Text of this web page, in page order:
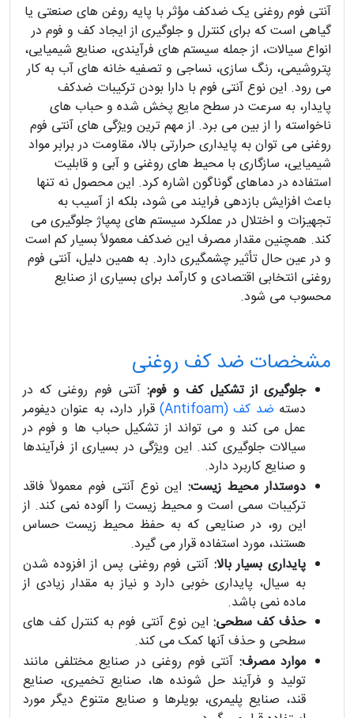
آنتی فوم روغنی یک ضدکف مؤثر با پایه روغن های صنعتی یا
گیاهی است که برای کنترل و جلوگیری از ایجاد کف و فوم در
انواع سیالات، از جمله سیستم های فرآیندی، صنایع شیمیایی،
پتروشیمی، رنگ سازی، نساجی و تصفیه خانه های آب به کار
می رود. این نوع آنتی فوم با دارا بودن ترکیبات ضدکف
پایدار، به سرعت در سطح مایع پخش شده و حباب های
ناخواسته را از بین می برد. از مهم ترین ویژگی های آنتی فوم
روغنی می توان به پایداری حرارتی بالا، مقاومت در برابر مواد
شیمیایی، سازگاری با محیط های روغنی و آبی و قابلیت
استفاده در دماهای گوناگون اشاره کرد. این محصول نه تنها
باعث افزایش بازدهی فرایند می شود، بلکه از آسیب به
تجهیزات و اختلال در عملکرد سیستم های پمپاژ جلوگیری می
کند. همچنین مقدار مصرف این ضدکف معمولاً بسیار کم است
و در عین حال تأثیر چشمگیری دارد. به همین دلیل، آنتی فوم
روغنی انتخابی اقتصادی و کارآمد برای بسیاری از صنایع
محسوب می شود.
مشخصات ضد کف روغنی
جلوگیری از تشکیل کف و فوم:آنتی فوم روغنی که در
دسته ضد کف (Antifoam)
قرار دارد، به عنوان دیفومر
عمل می کند و می تواند از تشکیل حباب ها و فوم در
سیالات جلوگیری کند. این ویژگی در بسیاری از فرآیندها
و صنایع کاربرد دارد.
دوستدار محیط زیست:این نوع آنتی فوم معمولاً فاقد
ترکیبات سمی است و محیط زیست را آلوده نمی کند. از
این رو، در صنایعی که به حفظ محیط زیست حساس
هستند، مورد استفاده قرار می گیرد.
پایداری بسیار بالا: آنتی فوم روغنی پس از افزوده شدن
به سیال، پایداری خوبی دارد و نیاز به مقدار زیادی از
ماده نمی باشد.
حذف کف سطحی: این نوع آنتی فوم به کنترل کف های
سطحی و حذف آنها کمک می کند.
موارد مصرف: آنتی فوم روغنی در صنایع مختلفی مانند
تولید و فرآیند حل شونده ها، صنایع تخمیری، صنایع
قند، صنایع پلیمری، بویلرها و صنایع متنوع دیگر مورد